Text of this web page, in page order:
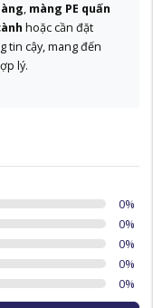
, màng PE quấn
hoặc cần đặt
tin cậy, mang đến
lý.
0%
0%
0%
0%
0%